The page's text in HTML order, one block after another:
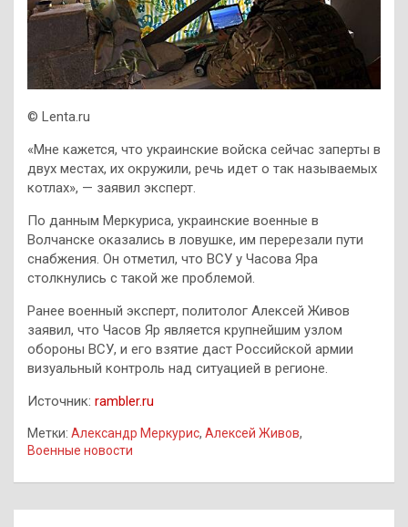
© Lenta.ru
«Мне кажется, что украинские войска сейчас заперты в
двух местах, их окружили, речь идет о так называемых
котлах», — заявил эксперт.
По данным Меркуриса, украинские военные в
Волчанске оказались в ловушке, им перерезали пути
снабжения. Он отметил, что ВСУ у Часова Яра
столкнулись с такой же проблемой.
Ранее военный эксперт, политолог Алексей Живов
заявил, что Часов Яр является крупнейшим узлом
обороны ВСУ, и его взятие даст Российской армии
визуальный контроль над ситуацией в регионе.
Источник: rambler.ru
Метки: Александр Меркурис, Алексей Живов,
Военные новости